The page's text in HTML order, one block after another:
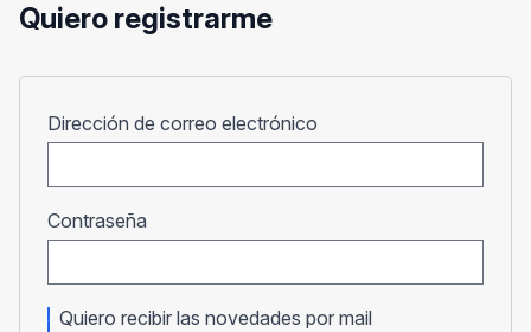
Quiero registrarme
Dirección de correo electrónico
Contraseña
Quiero recibir las novedades por mail